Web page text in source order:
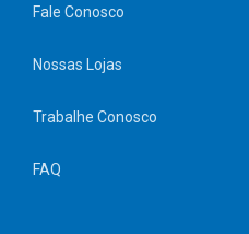
Fale Conosco
Nossas Lojas
Trabalhe Conosco
FAQ